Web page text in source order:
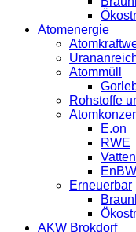
Atomenergie
Atommüll
Rohstoffe
E.on
RWE
EnBW
Erneuerbar
AKW Brokdorf